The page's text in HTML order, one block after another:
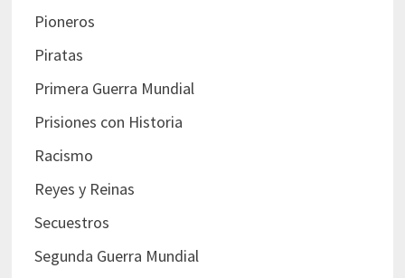
Pioneros
Piratas
Primera Guerra Mundial
Prisiones con Historia
Racismo
Reyes y Reinas
Secuestros
Segunda Guerra Mundial